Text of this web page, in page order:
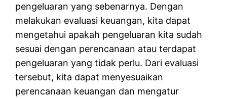
pengeluaran yang sebenarnya. Dengan
melakukan evaluasi keuangan, kita dapat
mengetahui apakah pengeluaran kita sudah
sesuai dengan perencanaan atau terdapat
pengeluaran yang tidak perlu. Dari evaluasi
tersebut, kita dapat menyesuaikan
perencanaan keuangan dan mengatur